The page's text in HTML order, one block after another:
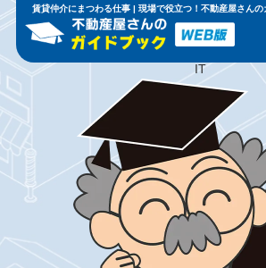
賃貸仲介にまつわる仕事 | 現場で役立つ！不動産屋さんの
現場で恥をかかない ための 基礎
ビジネスマナー
不動産の基本
IT